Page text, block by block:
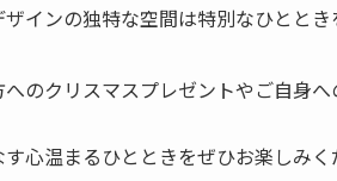
インの独特な空間は特別なひととき
のクリスマスプレゼントやご自身
心温まるひとときをぜひお楽しみく